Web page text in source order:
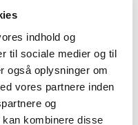
indhold og
til sociale medier og til
også oplysninger om
vores partnere inden
og
kombinere disse
han er mand, han er
den ventede
og repræsenterer